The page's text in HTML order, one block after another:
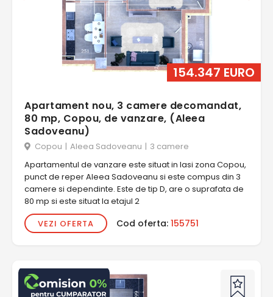
154.347 EURO
Apartament nou, 3 camere decomandat,
80 mp, Copou, de vanzare, (Aleea
Sadoveanu)
Copou | Aleea Sadoveanu | 3 camere
Apartamentul de vanzare este situat in Iasi zona Copou,
punct de reper Aleea Sadoveanu si este compus din 3
camere si dependinte. Este de tip D, are o suprafata de
80 mp si este situat la etajul 2
VEZI OFERTA
Cod oferta: 155751